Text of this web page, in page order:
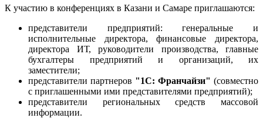
К участию в конференциях в Казани и Самаре приглашаются:
представители предприятий: генеральные и
исполнительные директора, финансовые директора,
директора ИТ, руководители производства, главные
бухгалтеры предприятий и организаций, их
заместители;
представители партнеров "1С: Франчайзи" (совместно
с приглашенными ими представителями предприятий);
представители региональных средств массовой
информации.